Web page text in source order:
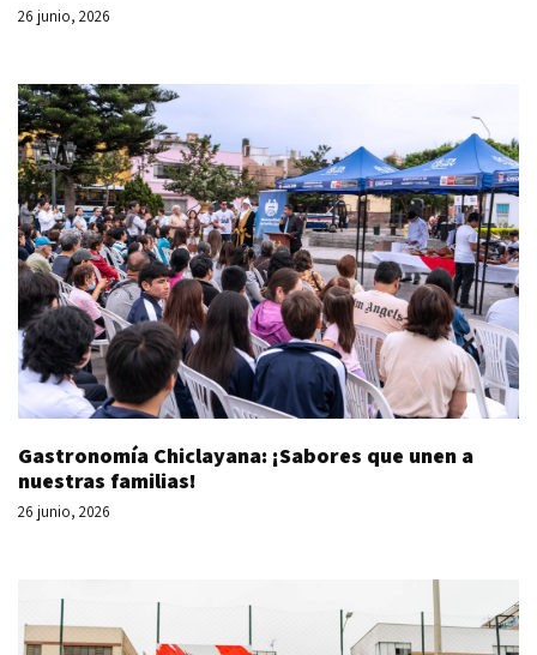
26 junio, 2026
Gastronomía Chiclayana: ¡Sabores que unen a
nuestras familias!
26 junio, 2026